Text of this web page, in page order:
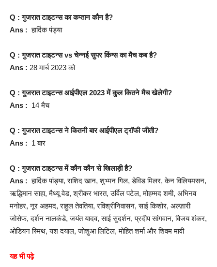
Q : गुजरात टाइटन्स का कप्तान कौन है?
Ans : हार्दिक पंड्या
Q : गुजरात टाइटन्स vs चेन्नई सुपर किंग्स का मैच कब है?
Ans : 28 मार्च 2023 को
Q : गुजरात टाइटन्स आईपीएल 2023 में कुल कितने मैच खेलेगी?
Ans : 14 मैच
Q : गुजरात टाइटन्स ने कितनी बार आईपीएल ट्रॉफी जीती?
Ans : 1 बार
Q : गुजरात टाइटन्स में कौन कौन से खिलाड़ी है?
Ans : हार्दिक पांड्या, राशिद खान, शुभ्मन गिल, डेविड मिलर, केन विलियमसन,
ऋद्धिमान साहा, मैथ्यू वेड, श्रीकर भारत, उर्विल पटेल, मोहम्मद शमी, अभिनव
मनोहर, नूर अहमद, राहुल तेवतिया, रविश्रीनिवासन, साई किशोर, अल्ज़ारी
जोसेफ, दर्शन नालकंडे, जयंत यादव, साई सुदर्शन, प्रदीप सांगवान, विजय शंकर,
ओडियन स्मिथ, यश दयाल, जोशुआ लिटिल, मोहित शर्मा और शिवम मावी
यह भी पढ़े